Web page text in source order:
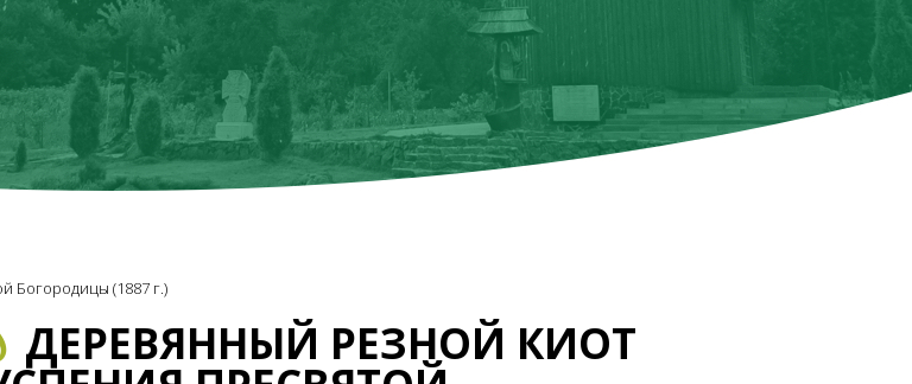
Богородицы (1887 г.)
ДЕРЕВЯННЫЙ РЕЗНОЙ КИОТ